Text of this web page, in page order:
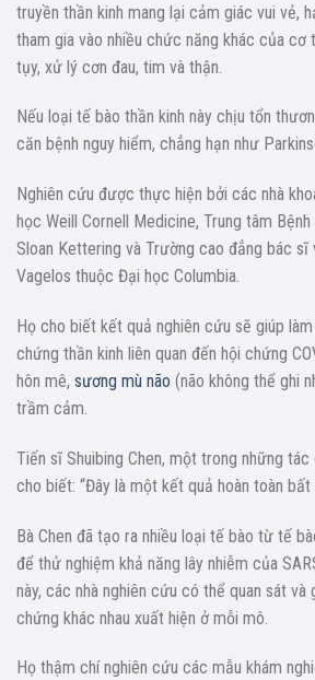
truyền thần kinh mang lại cảm giác vui vẻ,
tham gia vào nhiều chức năng khác của cơ
tụy, xử lý cơn đau, tim và thận.
Nếu loại tế bào thần kinh này chịu tổn
căn bệnh nguy hiểm, chẳng hạn như
Nghiên cứu được thực hiện bởi các nhà
học Weill Cornell Medicine, Trung tâm
Sloan Kettering và Trường cao đẳng bác sĩ
Vagelos thuộc Đại học Columbia.
Họ cho biết kết quả nghiên cứu sẽ giúp
chứng thần kinh liên quan đến hội chứng
hôn mê, sương mù não (não không thể ghi
trầm cảm.
Tiến sĩ Shuibing Chen, một trong những
cho biết: “Đây là một kết quả hoàn toàn bất
Bà Chen đã tạo ra nhiều loại tế bào từ tế
để thử nghiệm khả năng lây nhiễm của
này, các nhà nghiên cứu có thể quan sát và
chứng khác nhau xuất hiện ở mỗi mô.
Họ thậm chí nghiên cứu các mẫu khám